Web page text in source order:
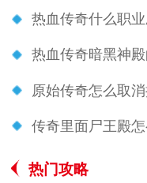
热血传奇什么职
热血传奇暗黑神
原始传奇怎么取
传奇里面尸王殿
热门攻略